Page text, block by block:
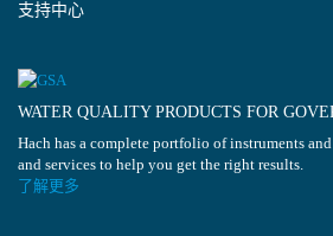
支持中心
WATER QUALITY PRODUCTS FOR
Hach has a complete portfolio of instruments
and services to help you get the right results.
了解更多